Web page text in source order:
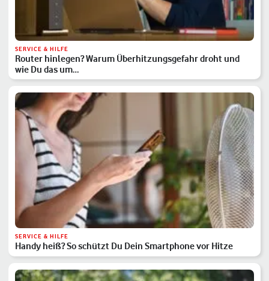
SERVICE & HILFE
Router hinlegen? Warum Überhitzungsgefahr droht und
wie Du das um…
SERVICE & HILFE
Handy heiß? So schützt Du Dein Smartphone vor Hitze